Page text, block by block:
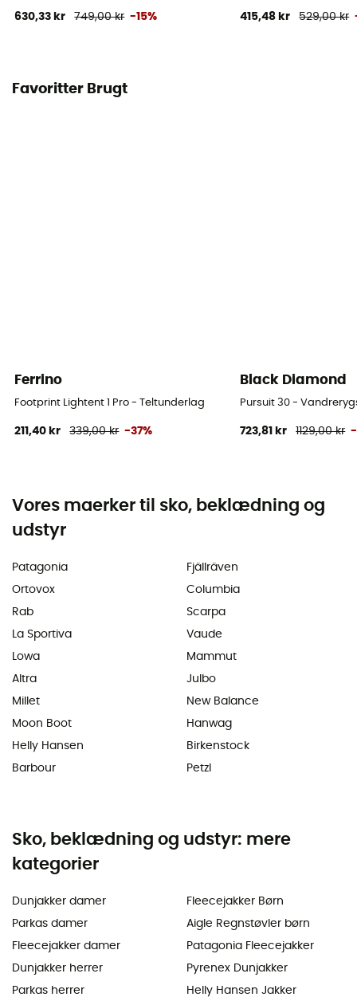
630,33 kr 749,00 kr -15% 415,48 kr 529,00 kr
Favoritter Brugt
Ferrino
Footprint Lightent 1 Pro - Teltunderlag
211,40 kr 339,00 kr -37%
Black Diamond
Pursuit 30 -
723,81 kr 1129,00 kr -
Vores maerker til sko, beklædning og
udstyr
Patagonia
Ortovox
Rab
La Sportiva
Lowa
Altra
Millet
Moon Boot
Helly Hansen
Barbour
Fjällräven
Columbia
Scarpa
Vaude
Mammut
Julbo
New Balance
Hanwag
Birkenstock
Petzl
Sko, beklædning og udstyr: mere
kategorier
Dunjakker damer
Parkas damer
Fleecejakker damer
Dunjakker herrer
Parkas herrer
Fleecejakker Børn
Aigle Regnstøvler børn
Patagonia Fleecejakker
Pyrenex Dunjakker
Helly Hansen Jakker